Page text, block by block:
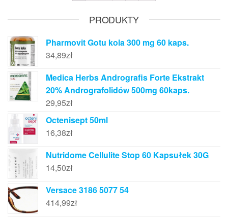
PRODUKTY
Pharmovit Gotu kola 300 mg 60 kaps.
34,89zł
Medica Herbs Andrografis Forte Ekstrakt
20% Andrografolidów 500mg 60kaps.
29,95zł
Octenisept 50ml
16,38zł
Nutridome Cellulite Stop 60 Kapsułek 30G
14,50zł
Versace 3186 5077 54
414,99zł